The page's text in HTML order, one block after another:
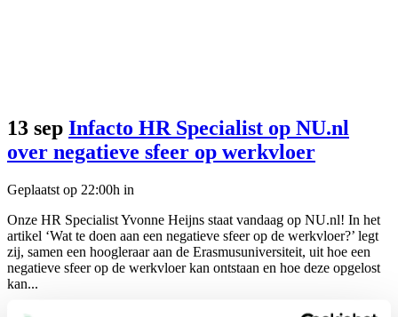
13 sep Infacto HR Specialist op NU.nl
over negatieve sfeer op werkvloer
Geplaatst op 22:00h in
Onze HR Specialist Yvonne Heijns staat vandaag op NU.nl! In het
artikel ‘Wat te doen aan een negatieve sfeer op de werkvloer?’ legt
zij, samen een hoogleraar aan de Erasmusuniversiteit, uit hoe een
negatieve sfeer op de werkvloer kan ontstaan en hoe deze opgelost
kan...
Lees meer